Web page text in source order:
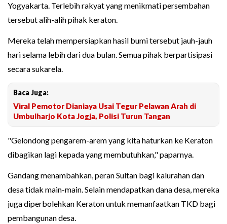
Yogyakarta. Terlebih rakyat yang menikmati persembahan
tersebut alih-alih pihak keraton.
Mereka telah mempersiapkan hasil bumi tersebut jauh-jauh
hari selama lebih dari dua bulan. Semua pihak berpartisipasi
secara sukarela.
Baca Juga:
Viral Pemotor Dianiaya Usai Tegur Pelawan Arah di
Umbulharjo Kota Jogja, Polisi Turun Tangan
"Gelondong pengarem-arem yang kita haturkan ke Keraton
dibagikan lagi kepada yang membutuhkan," paparnya.
Gandang menambahkan, peran Sultan bagi kalurahan dan
desa tidak main-main. Selain mendapatkan dana desa, mereka
juga diperbolehkan Keraton untuk memanfaatkan TKD bagi
pembangunan desa.